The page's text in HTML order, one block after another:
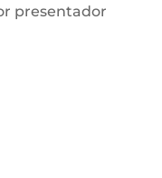
presentador